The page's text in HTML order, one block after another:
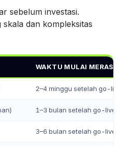
sebelum investasi.
dan kompleksitas
WAKTU MULAI
2–4 minggu setelah go-live
1–3 bulan setelah go-live
3–6 bulan setelah go-live